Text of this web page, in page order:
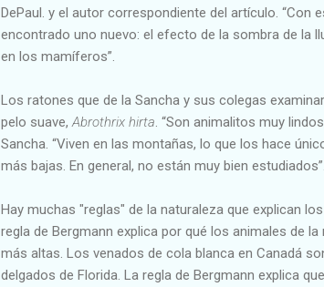
DePaul. y el autor correspondiente del artículo. “Con
encontrado uno nuevo: el efecto de la sombra de la
en los mamíferos”.
Los ratones que de la Sancha y sus colegas
pelo suave, Abrothrix hirta . “Son animalitos muy
Sancha. “Viven en las montañas, lo que los hace
más bajas. En general, no están muy bien estudiados”.
Hay muchas "reglas" de la naturaleza que explican
regla de Bergmann explica por qué los animales de
más altas. Los venados de cola blanca en Canadá
delgados de Florida. La regla de Bergmann explica